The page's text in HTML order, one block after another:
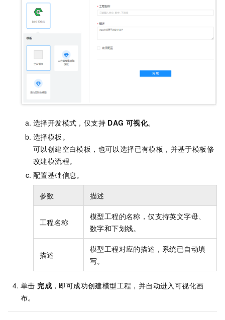
选择开发模式，仅支持 DAG 可视化。
选择模板。
可以创建空白模板，也可以选择已有模板，并基于模板修
改建模流程。
配置基础信息。
参数 描述
工程名称
模型工程的名称，仅支持英文字母、
数字和下划线。
描述
模型工程对应的描述，系统已自动填
写。
单击 完成 ，即可成功创建模型工程，并自动进入可视化画
布。